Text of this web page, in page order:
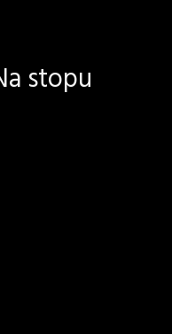
stopu